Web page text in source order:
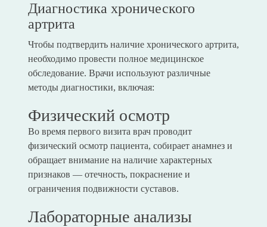
Диагностика хронического
артрита
Чтобы подтвердить наличие хронического артрита,
необходимо провести полное медицинское
обследование. Врачи используют различные
методы диагностики, включая:
Физический осмотр
Во время первого визита врач проводит
физический осмотр пациента, собирает анамнез и
обращает внимание на наличие характерных
признаков — отечность, покраснение и
ограничения подвижности суставов.
Лабораторные анализы